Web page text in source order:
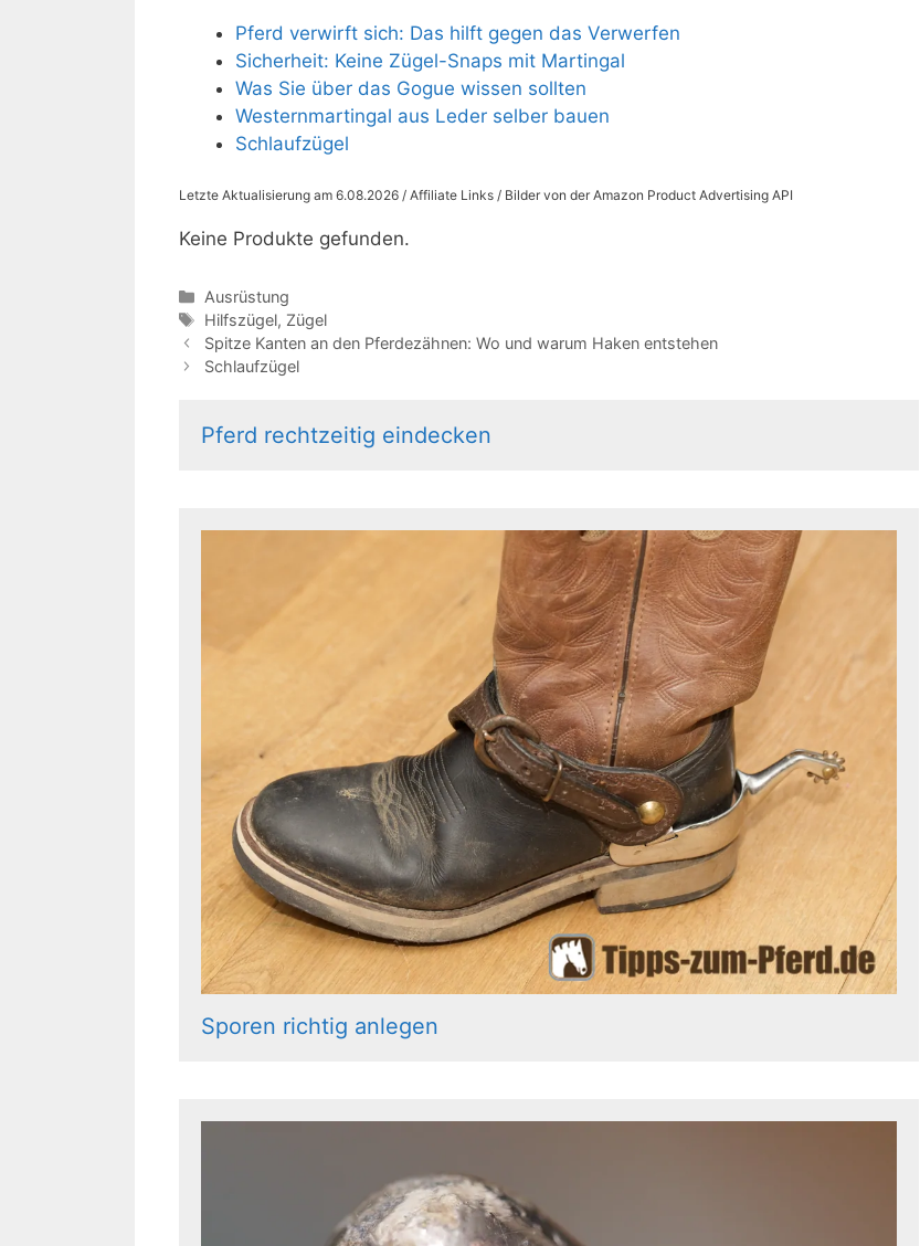
Pferd verwirft sich: Das hilft gegen das Verwerfen
Sicherheit: Keine Zügel-Snaps mit Martingal
Was Sie über das Gogue wissen sollten
Westernmartingal aus Leder selber bauen
Schlaufzügel
Letzte Aktualisierung am 6.08.2026 / Affiliate Links / Bilder von der Amazon Product Advertising API
Keine Produkte gefunden.
Kategorien
Ausrüstung
Schlagwörter
Hilfszügel, Zügel
Spitze Kanten an den Pferdezähnen: Wo und warum Haken entstehen
Schlaufzügel
Pferd rechtzeitig eindecken
Sporen richtig anlegen